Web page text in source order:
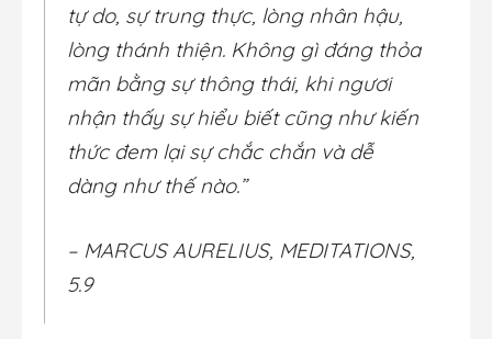
tự do, sự trung thực, lòng nhân hậu,
lòng thánh thiện. Không gì đáng thỏa
mãn bằng sự thông thái, khi ngươi
nhận thấy sự hiểu biết cũng như kiến
thức đem lại sự chắc chắn và dễ
dàng như thế nào.”
– MARCUS AURELIUS, MEDITATIONS,
5.9